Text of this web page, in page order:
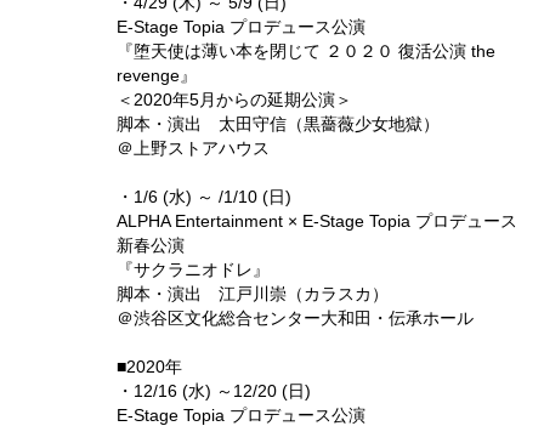
E-Stage Topia プロデュース公演
『堕天使は薄い本を閉じて ２０２０ 復活公演 the
revenge』
＜2020年5月からの延期公演＞
脚本・演出 太田守信（黒薔薇少女地獄）
＠上野ストアハウス
・1/6 (水) ～ /1/10 (日)
ALPHA Entertainment × E-Stage Topia プロデュース
新春公演
『サクラニオドレ』
脚本・演出 江戸川崇（カラスカ）
＠渋谷区文化総合センター大和田・伝承ホール
■2020年
・12/16 (水) ～12/20 (日)
E-Stage Topia プロデュース公演